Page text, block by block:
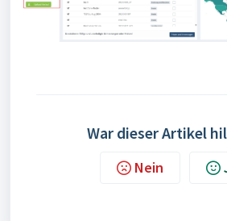
War dieser Artikel
Nein